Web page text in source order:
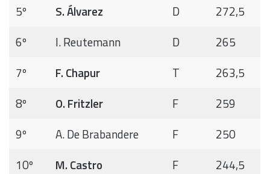
5º
S. Álvarez D
272,5
6º
I. Reutemann D
265
7º
F. Chapur T
263,5
8º
O. Fritzler F
259
9º
A. De Brabandere F
250
10º
M. Castro F
244,5